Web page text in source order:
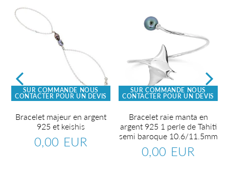
SUR COMMANDE NOUS
CONTACTER POUR UN DEVIS
Bracelet majeur en argent
925 et keishis
Prix
0,00 EUR
SUR COMMANDE NOUS
CONTACTER POUR UN DEVIS
Bracelet raie manta en
argent 925 1 perle de Tahiti
semi baroque 10.6/11.5mm
Prix
0,00 EUR